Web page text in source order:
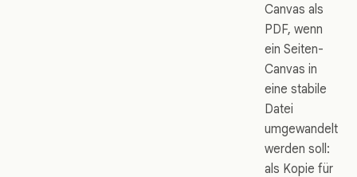
Canvas als
PDF, wenn
ein Seiten-
Canvas in
eine stabile
Datei
umgewandelt
werden soll:
als Kopie für